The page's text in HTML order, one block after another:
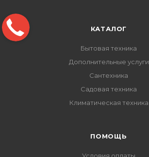
КАТАЛОГ
Бытовая техника
Дополнительные услуги
Сантехника
Садовая техника
Климатическая техника
ПОМОЩЬ